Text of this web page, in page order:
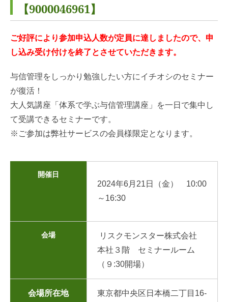
【9000046961】
ご好評により参加申込人数が定員に達しましたので、申
し込み受け付けを終了とさせていただきます。
与信管理をしっかり勉強したい方にイチオシのセミナー
が復活！
大人気講座「体系で学ぶ与信管理講座」を一日で集中し
て受講できるセミナーです。
※ご参加は弊社サービスの会員様限定となります。
開催日
2024年6月21日（金） 10:00
～16:30
会場
リスクモンスター株式会社
本社３階 セミナールーム
（９:30開場）
会場所在地
東京都中央区日本橋二丁目16-